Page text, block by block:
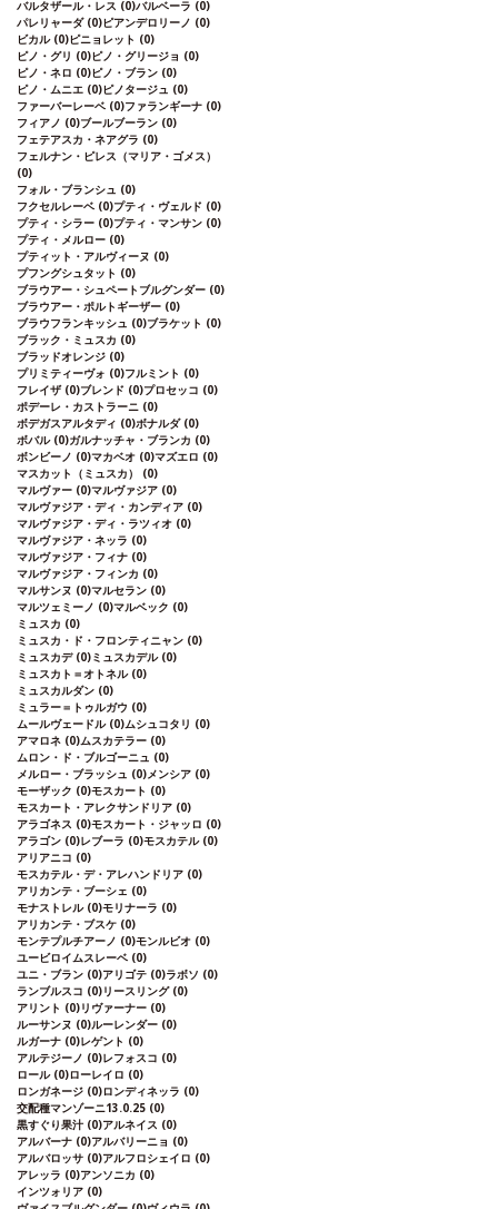
バルタザール・レス (0)バルベーラ (0)
パレリャーダ (0)ピアンデロリーノ (0)
ビカル (0)ピニョレット (0)
ピノ・グリ (0)ピノ・グリージョ (0)
ピノ・ネロ (0)ピノ・ブラン (0)
ピノ・ムニエ (0)ピノタージュ (0)
ファーバーレーベ (0)ファランギーナ (0)
フィアノ (0)ブールブーラン (0)
フェテアスカ・ネアグラ (0)
フェルナン・ピレス（マリア・ゴメス）
(0)
フォル・ブランシュ (0)
フクセルレーベ (0)プティ・ヴェルド (0)
プティ・シラー (0)プティ・マンサン (0)
プティ・メルロー (0)
プティット・アルヴィーヌ (0)
プフングシュタット (0)
ブラウアー・シュペートブルグンダー (0)
ブラウアー・ポルトギーザー (0)
ブラウフランキッシュ (0)ブラケット (0)
ブラック・ミュスカ (0)
ブラッドオレンジ (0)
プリミティーヴォ (0)フルミント (0)
フレイザ (0)ブレンド (0)プロセッコ (0)
ポデーレ・カストラーニ (0)
ボデガスアルタディ (0)ボナルダ (0)
ボバル (0)ガルナッチャ・ブランカ (0)
ボンビーノ (0)マカベオ (0)マズエロ (0)
マスカット（ミュスカ） (0)
マルヴァー (0)マルヴァジア (0)
マルヴァジア・ディ・カンディア (0)
マルヴァジア・ディ・ラツィオ (0)
マルヴァジア・ネッラ (0)
マルヴァジア・フィナ (0)
マルヴァジア・フィンカ (0)
マルサンヌ (0)マルセラン (0)
マルツェミーノ (0)マルベック (0)
ミュスカ (0)
ミュスカ・ド・フロンティニャン (0)
ミュスカデ (0)ミュスカデル (0)
ミュスカト＝オトネル (0)
ミュスカルダン (0)
ミュラー＝トゥルガウ (0)
ムールヴェードル (0)ムシュコタリ (0)
アマロネ (0)ムスカテラー (0)
ムロン・ド・ブルゴーニュ (0)
メルロー・ブラッシュ (0)メンシア (0)
モーザック (0)モスカート (0)
モスカート・アレクサンドリア (0)
アラゴネス (0)モスカート・ジャッロ (0)
アラゴン (0)レブーラ (0)モスカテル (0)
アリアニコ (0)
モスカテル・デ・アレハンドリア (0)
アリカンテ・ブーシェ (0)
モナストレル (0)モリナーラ (0)
アリカンテ・ブスケ (0)
モンテプルチアーノ (0)モンルビオ (0)
ユービロイムスレーベ (0)
ユニ・ブラン (0)アリゴテ (0)ラボソ (0)
ランブルスコ (0)リースリング (0)
アリント (0)リヴァーナー (0)
ルーサンヌ (0)ルーレンダー (0)
ルガーナ (0)レゲント (0)
アルテジーノ (0)レフォスコ (0)
ロール (0)ローレイロ (0)
ロンガネージ (0)ロンディネッラ (0)
交配種マンゾーニ13.0.25 (0)
黒すぐり果汁 (0)アルネイス (0)
アルバーナ (0)アルバリーニョ (0)
アルバロッサ (0)アルフロシェイロ (0)
アレッラ (0)アンソニカ (0)
インツォリア (0)